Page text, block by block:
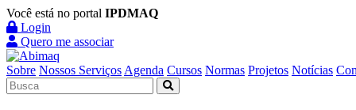
Você está no portal IPDMAQ
Login
Quero me associar
Sobre Nossos Serviços Agenda Cursos Normas Projetos Notícias